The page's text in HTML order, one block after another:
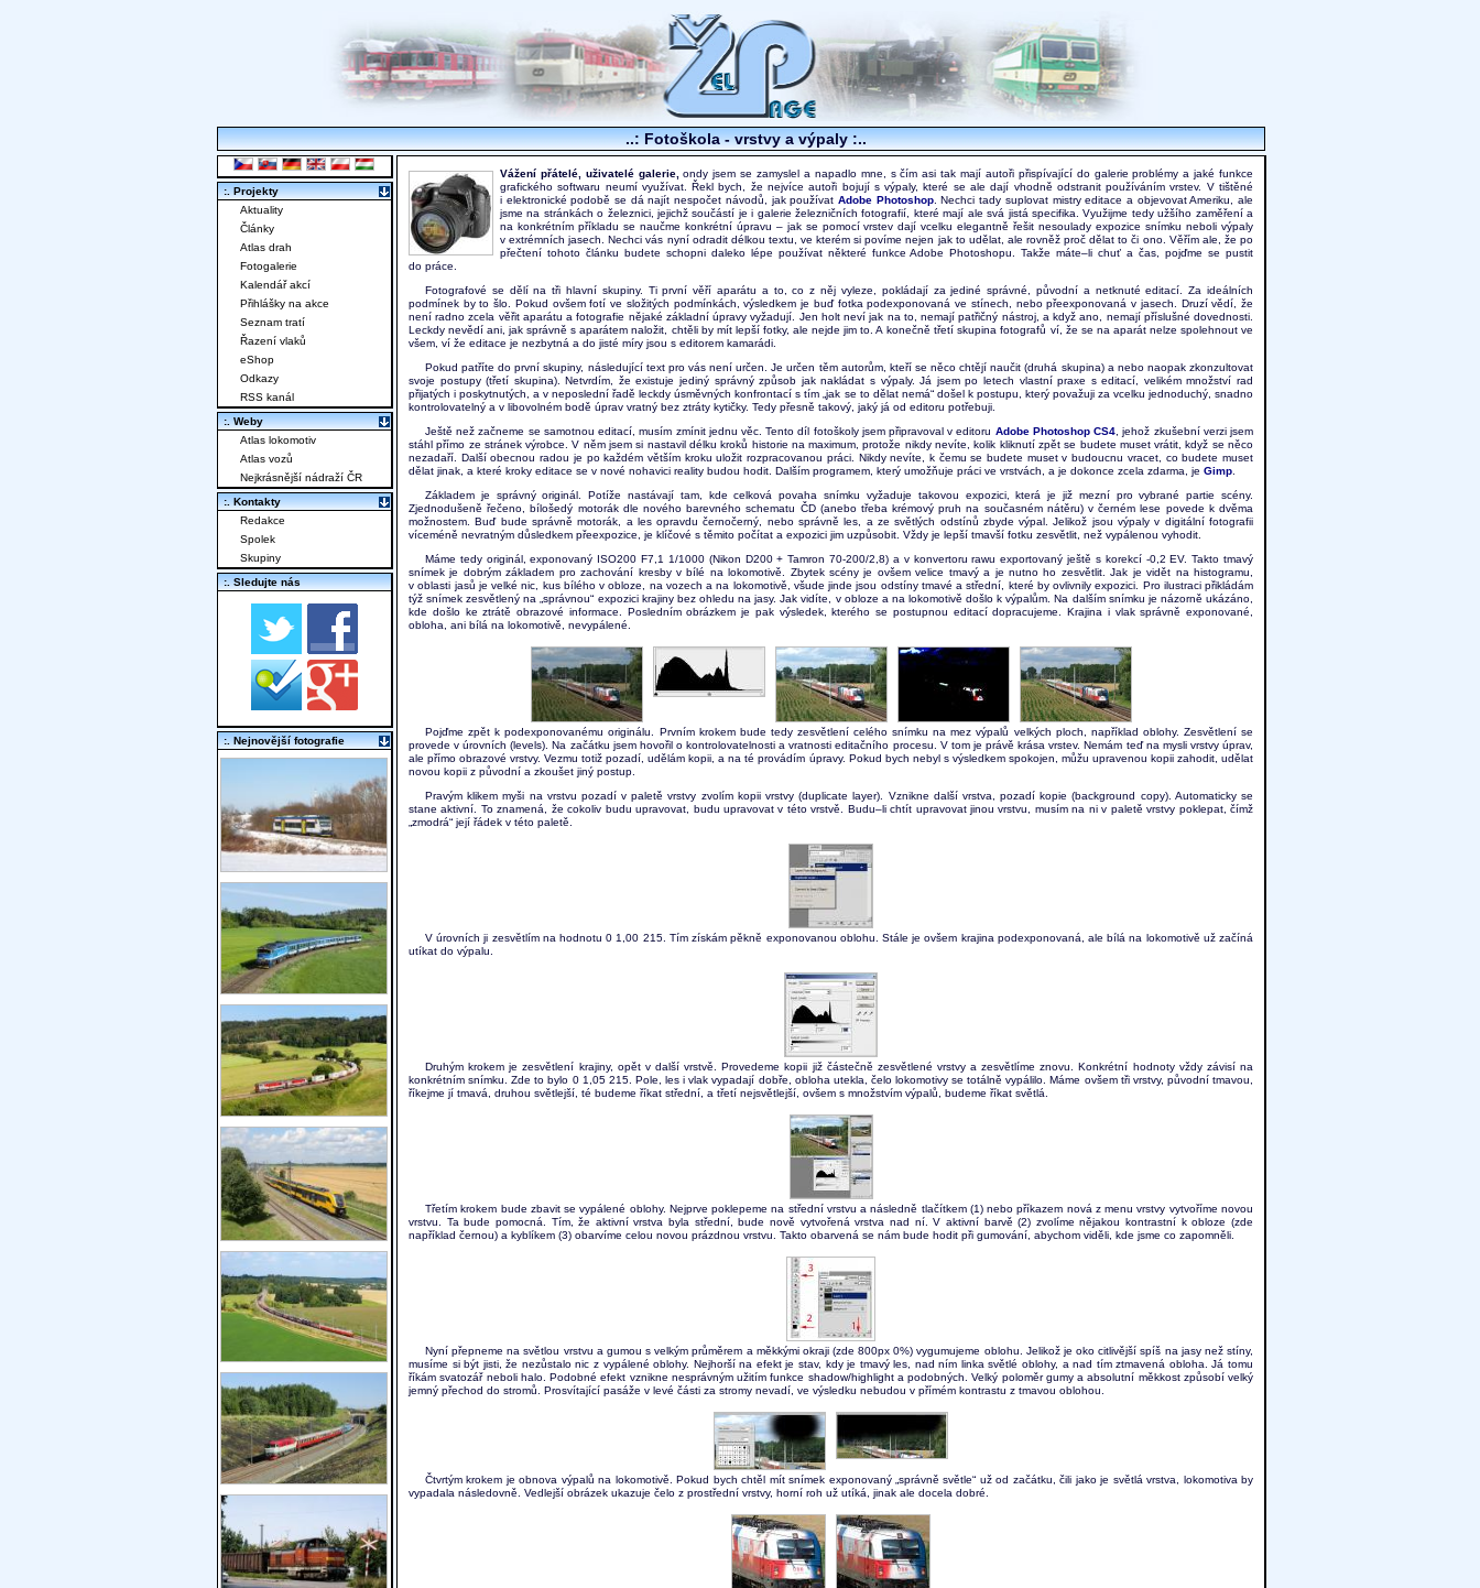
..: Fotoškola - vrstvy a výpaly :..
Vážení přátelé, uživatelé galerie,ondy jsem se zamyslel a napadlo mne, s čím asi tak mají autoři přispívající do galerie problémy a jaké funkce
grafického softwaru neumí využívat. Řekl bych, že nejvíce autoři bojují s výpaly, které se ale dají vhodně odstranit používáním vrstev. V tištěné
i elektronické podobě se dá najít nespočet návodů, jak používat Adobe Photoshop. Nechci tady suplovat mistry editace a objevovat Ameriku, ale
jsme na stránkách o železnici, jejichž součástí je i galerie železničních fotografií, které mají ale svá jistá specifika. Využijme tedy užšího zaměření a
na konkrétním příkladu se naučme konkrétní úpravu – jak se pomocí vrstev dají vcelku elegantně řešit nesoulady expozice snímku neboli výpaly
v extrémních jasech. Nechci vás nyní odradit délkou textu, ve kterém si povíme nejen jak to udělat, ale rovněž proč dělat to či ono. Věřím ale, že po
přečtení tohoto článku budete schopni daleko lépe používat některé funkce Adobe Photoshopu. Takže máte–li chuť a čas, pojďme se pustit
do práce.
Fotografové se dělí na tři hlavní skupiny. Ti první věří aparátu a to, co z něj vyleze, pokládají za jediné správné, původní a netknuté editací. Za ideálních
podmínek by to šlo. Pokud ovšem fotí ve složitých podmínkách, výsledkem je buď fotka podexponovaná ve stínech, nebo přeexponovaná v jasech. Druzí vědí, že
není radno zcela věřit aparátu a fotografie nějaké základní úpravy vyžadují. Jen holt neví jak na to, nemají patřičný nástroj, a když ano, nemají příslušné dovednosti.
Leckdy nevědí ani, jak správně s aparátem naložit, chtěli by mít lepší fotky, ale nejde jim to. A konečně třetí skupina fotografů ví, že se na aparát nelze spolehnout ve
všem, ví že editace je nezbytná a do jisté míry jsou s editorem kamarádi.
Pokud patříte do první skupiny, následující text pro vás není určen. Je určen těm autorům, kteří se něco chtějí naučit (druhá skupina) a nebo naopak zkonzultovat
svoje postupy (třetí skupina). Netvrdím, že existuje jediný správný způsob jak nakládat s výpaly. Já jsem po letech vlastní praxe s editací, velikém množství rad
přijatých i poskytnutých, a v neposlední řadě leckdy úsměvných konfrontací s tím „jak se to dělat nemá“ došel k postupu, který považuji za vcelku jednoduchý, snadno
kontrolovatelný a v libovolném bodě úprav vratný bez ztráty kytičky. Tedy přesně takový, jaký já od editoru potřebuji.
Ještě než začneme se samotnou editací, musím zmínit jednu věc. Tento díl fotoškoly jsem připravoval v editoru Adobe Photoshop CS4, jehož zkušební verzi jsem
stáhl přímo ze stránek výrobce. V něm jsem si nastavil délku kroků historie na maximum, protože nikdy nevíte, kolik kliknutí zpět se budete muset vrátit, když se něco
nezadaří. Další obecnou radou je po každém větším kroku uložit rozpracovanou práci. Nikdy nevíte, k čemu se budete muset v budoucnu vracet, co budete muset
dělat jinak, a které kroky editace se v nové nohavici reality budou hodit. Dalším programem, který umožňuje práci ve vrstvách, a je dokonce zcela zdarma, je Gimp.
Základem je správný originál. Potíže nastávají tam, kde celková povaha snímku vyžaduje takovou expozici, která je již mezní pro vybrané partie scény.
Zjednodušeně řečeno, bílošedý motorák dle nového barevného schematu ČD (anebo třeba krémový pruh na současném nátěru) v černém lese povede k dvěma
možnostem. Buď bude správně motorák, a les opravdu černočerný, nebo správně les, a ze světlých odstínů zbyde výpal. Jelikož jsou výpaly v digitální fotografii
víceméně nevratným důsledkem přeexpozice, je klíčové s těmito počítat a expozici jim uzpůsobit. Vždy je lepší tmavší fotku zesvětlit, než vypálenou vyhodit.
Máme tedy originál, exponovaný ISO200 F7,1 1/1000 (Nikon D200 + Tamron 70-200/2,8) a v konvertoru rawu exportovaný ještě s korekcí -0,2 EV. Takto tmavý
snímek je dobrým základem pro zachování kresby v bílé na lokomotivě. Zbytek scény je ovšem velice tmavý a je nutno ho zesvětlit. Jak je vidět na histogramu,
v oblasti jasů je velké nic, kus bílého v obloze, na vozech a na lokomotivě, všude jinde jsou odstíny tmavé a střední, které by ovlivnily expozici. Pro ilustraci přikládám
týž snímek zesvětlený na „správnou“ expozici krajiny bez ohledu na jasy. Jak vidíte, v obloze a na lokomotivě došlo k výpalům. Na dalším snímku je názorně ukázáno,
kde došlo ke ztrátě obrazové informace. Posledním obrázkem je pak výsledek, kterého se postupnou editací dopracujeme. Krajina i vlak správně exponované,
obloha, ani bílá na lokomotivě, nevypálené.
Pojďme zpět k podexponovanému originálu. Prvním krokem bude tedy zesvětlení celého snímku na mez výpalů velkých ploch, například oblohy. Zesvětlení se
provede v úrovních (levels). Na začátku jsem hovořil o kontrolovatelnosti a vratnosti editačního procesu. V tom je právě krása vrstev. Nemám teď na mysli vrstvy úprav,
ale přímo obrazové vrstvy. Vezmu totiž pozadí, udělám kopii, a na té provádím úpravy. Pokud bych nebyl s výsledkem spokojen, můžu upravenou kopii zahodit, udělat
novou kopii z původní a zkoušet jiný postup.
Pravým klikem myši na vrstvu pozadí v paletě vrstvy zvolím kopii vrstvy (duplicate layer). Vznikne další vrstva, pozadí kopie (background copy). Automaticky se
stane aktivní. To znamená, že cokoliv budu upravovat, budu upravovat v této vrstvě. Budu–li chtít upravovat jinou vrstvu, musím na ni v paletě vrstvy poklepat, čímž
„zmodrá“ její řádek v této paletě.
V úrovních ji zesvětlím na hodnotu 0 1,00 215. Tím získám pěkně exponovanou oblohu. Stále je ovšem krajina podexponovaná, ale bílá na lokomotivě už začíná
utíkat do výpalu.
Druhým krokem je zesvětlení krajiny, opět v další vrstvě. Provedeme kopii již částečně zesvětlené vrstvy a zesvětlíme znovu. Konkrétní hodnoty vždy závisí na
konkrétním snímku. Zde to bylo 0 1,05 215. Pole, les i vlak vypadají dobře, obloha utekla, čelo lokomotivy se totálně vypálilo. Máme ovšem tři vrstvy, původní tmavou,
říkejme jí tmavá, druhou světlejší, té budeme říkat střední, a třetí nejsvětlejší, ovšem s množstvím výpalů, budeme říkat světlá.
Třetím krokem bude zbavit se vypálené oblohy. Nejprve poklepeme na střední vrstvu a následně tlačítkem (1) nebo příkazem nová z menu vrstvy vytvoříme novou
vrstvu. Ta bude pomocná. Tím, že aktivní vrstva byla střední, bude nově vytvořená vrstva nad ní. V aktivní barvě (2) zvolíme nějakou kontrastní k obloze (zde
například černou) a kyblíkem (3) obarvíme celou novou prázdnou vrstvu. Takto obarvená se nám bude hodit při gumování, abychom viděli, kde jsme co zapomněli.
Nyní přepneme na světlou vrstvu a gumou s velkým průměrem a měkkými okraji (zde 800px 0%) vygumujeme oblohu. Jelikož je oko citlivější spíš na jasy než stíny,
musíme si být jisti, že nezůstalo nic z vypálené oblohy. Nejhorší na efekt je stav, kdy je tmavý les, nad ním linka světlé oblohy, a nad tím ztmavená obloha. Já tomu
říkám svatozář neboli halo. Podobné efekt vznikne nesprávným užitím funkce shadow/highlight a podobných. Velký poloměr gumy a absolutní měkkost způsobí velký
jemný přechod do stromů. Prosvítající pasáže v levé části za stromy nevadí, ve výsledku nebudou v přímém kontrastu z tmavou oblohou.
Čtvrtým krokem je obnova výpalů na lokomotivě. Pokud bych chtěl mít snímek exponovaný „správně světle“ už od začátku, čili jako je světlá vrstva, lokomotiva by
vypadala následovně. Vedlejší obrázek ukazuje čelo z prostřední vrstvy, horní roh už utíká, jinak ale docela dobré.
:. Projekty
Aktuality
Články
Atlas drah
Fotogalerie
Kalendář akcí
Přihlášky na akce
Seznam tratí
Řazení vlaků
eShop
Odkazy
RSS kanál
:. Weby
Atlas lokomotiv
Atlas vozů
Nejkrásnější nádraží ČR
:. Kontakty
Redakce
Spolek
Skupiny
:. Sledujte nás
:. Nejnovější fotografie